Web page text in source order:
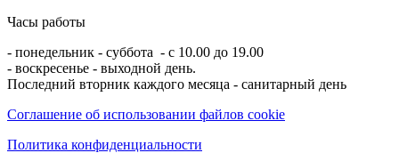
Часы работы
- понедельник - суббота - с 10.00 до 19.00
- воскресенье - выходной день.
Последний вторник каждого месяца - санитарный день
Соглашение об использовании файлов cookie
Политика конфиденциальности